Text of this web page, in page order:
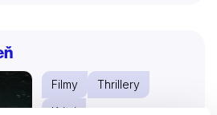
schopnosti. Přesto narazí na
spiknutí, jehož kořeny vedou
a mohou mít za následek
Úkolem Strážců je
Filmy
Thrillery
Krimi